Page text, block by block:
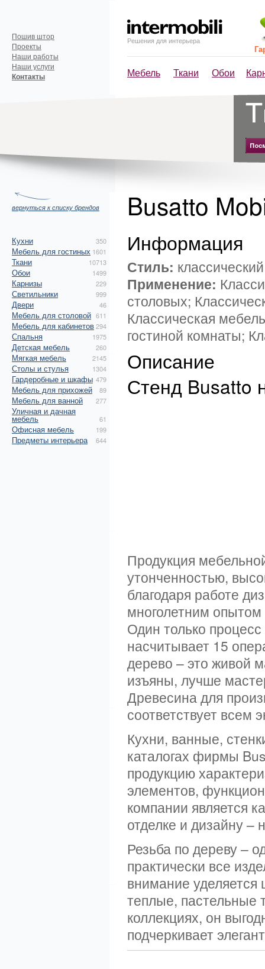
Решения для интерьера
Мебель Ткани Обои
Пошив штор
Проекты
Наши работы
Наши услуги
Контакты
вернуться к списку брендов
Кухни 350
Мебель для гостиных 1601
Ткани 10713
Обои 1499
Карнизы 229
Светильники 999
Двери 46
Мебель для столовой 611
Мебель для кабинетов294
Спальня 1975
Детская мебель 260
Мягкая мебель 2145
Столы и стулья 1304
Гардеробные и шкафы 479
Мебель для прихожей 89
Мебель для ванной 277
Уличная и дачная
мебель 61
Офисная мебель 199
Предметы интерьера 644
Busatto
Информация
Стиль:
Применение:
столовых;
Классическая
гостиной комнаты;
Описание
Стенд Busatto
Продукция
утонченностью,
благодаря работе
многолетним
Один только процесс
насчитывает 15
дерево – это живой
изъяны, лучше
Древесина для
соответствует всем
Кухни, ванные,
каталогах фирмы
продукцию
элементов,
компании является
отделке и дизайну –
Резьба по дереву –
практически все
внимание уделяется
теплые, пастельные
коллекциях, он
подчеркивает